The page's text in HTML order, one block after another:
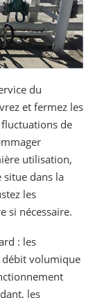
du
et fermez les
de
utilisation,
situe dans la
les
si nécessaire.
: les
volumique
les